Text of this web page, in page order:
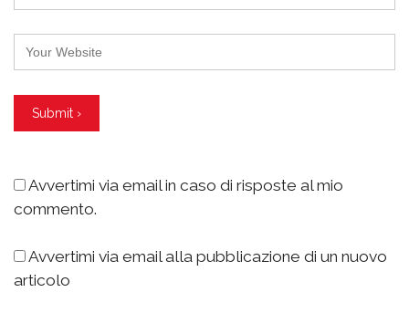
Avvertimi via email in caso di risposte al mio
commento.
Avvertimi via email alla pubblicazione di un nuovo
articolo